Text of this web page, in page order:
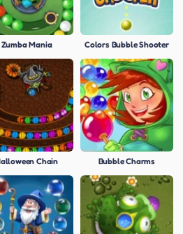
Zumba Mania Colors Bubble Shooter
Chain Bubble Charms